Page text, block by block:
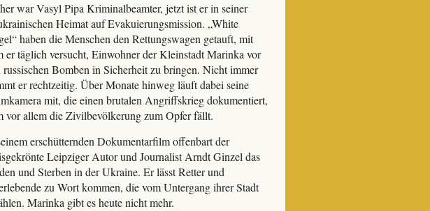
war Vasyl Pipa Kriminalbeamter, jetzt ist er in seiner
Heimat auf Evakuierungsmission. „White
haben die Menschen den Rettungswagen getauft, mit
er täglich versucht, Einwohner der Kleinstadt Marinka vor
russischen Bomben in Sicherheit zu bringen. Nicht immer
er rechtzeitig. Über Monate hinweg läuft dabei seine
mit, die einen brutalen Angriffskrieg dokumentiert,
vor allem die Zivilbevölkerung zum Opfer fällt.
erschütternden Dokumentarfilm offenbart der
Leipziger Autor und Journalist Arndt Ginzel das
und Sterben in der Ukraine. Er lässt Retter und
zu Wort kommen, die vom Untergang ihrer Stadt
Marinka gibt es heute nicht mehr.